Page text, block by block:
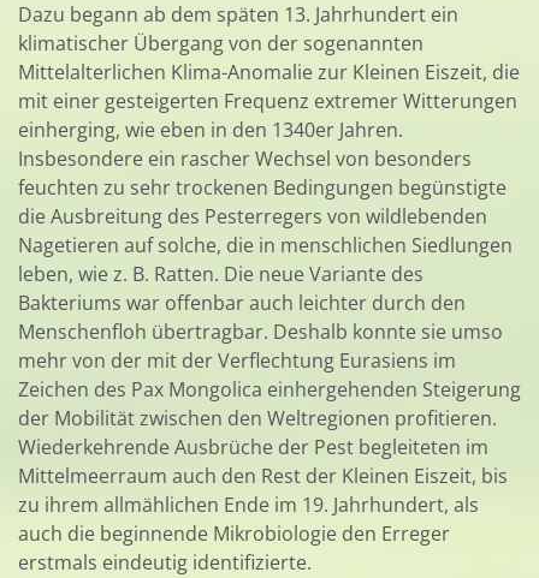
Dazu begann ab dem späten 13. Jahrhundert ein
klimatischer Übergang von der sogenannten
Mittelalterlichen Klima-Anomalie zur Kleinen Eiszeit, die
mit einer gesteigerten Frequenz extremer Witterungen
einherging, wie eben in den 1340er Jahren.
Insbesondere ein rascher Wechsel von besonders
feuchten zu sehr trockenen Bedingungen begünstigte
die Ausbreitung des Pesterregers von wildlebenden
Nagetieren auf solche, die in menschlichen Siedlungen
leben, wie z. B. Ratten. Die neue Variante des
Bakteriums war offenbar auch leichter durch den
Menschenfloh übertragbar. Deshalb konnte sie umso
mehr von der mit der Verflechtung Eurasiens im
Zeichen des Pax Mongolica einhergehenden Steigerung
der Mobilität zwischen den Weltregionen profitieren.
Wiederkehrende Ausbrüche der Pest begleiteten im
Mittelmeerraum auch den Rest der Kleinen Eiszeit, bis
zu ihrem allmählichen Ende im 19. Jahrhundert, als
auch die beginnende Mikrobiologie den Erreger
erstmals eindeutig identifizierte.